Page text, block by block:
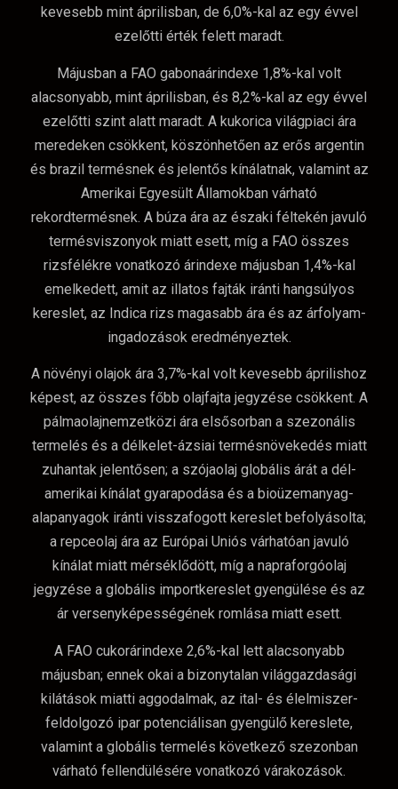
kevesebb mint áprilisban, de 6,0%-kal az egy évvel
ezelőtti érték felett maradt.
Májusban a FAO gabonaárindexe 1,8%-kal volt
alacsonyabb, mint áprilisban, és 8,2%-kal az egy évvel
ezelőtti szint alatt maradt. A kukorica világpiaci ára
meredeken csökkent, köszönhetően az erős argentin
és brazil termésnek és jelentős kínálatnak, valamint az
Amerikai Egyesült Államokban várható
rekordtermésnek. A búza ára az északi féltekén javuló
termésviszonyok miatt esett, míg a FAO összes
rizsfélékre vonatkozó árindexe májusban 1,4%-kal
emelkedett, amit az illatos fajták iránti hangsúlyos
kereslet, az Indica rizs magasabb ára és az árfolyam-
ingadozások eredményeztek.
A növényi olajok ára 3,7%-kal volt kevesebb áprilishoz
képest, az összes főbb olajfajta jegyzése csökkent. A
pálmaolajnemzetközi ára elsősorban a szezonális
termelés és a délkelet-ázsiai termésnövekedés miatt
zuhantak jelentősen; a szójaolaj globális árát a dél-
amerikai kínálat gyarapodása és a bioüzemanyag-
alapanyagok iránti visszafogott kereslet befolyásolta;
a repceolaj ára az Európai Uniós várhatóan javuló
kínálat miatt mérséklődött, míg a napraforgóolaj
jegyzése a globális importkereslet gyengülése és az
ár versenyképességének romlása miatt esett.
A FAO cukorárindexe 2,6%-kal lett alacsonyabb
májusban; ennek okai a bizonytalan világgazdasági
kilátások miatti aggodalmak, az ital- és élelmiszer-
feldolgozó ipar potenciálisan gyengülő kereslete,
valamint a globális termelés következő szezonban
várható fellendülésére vonatkozó várakozások.